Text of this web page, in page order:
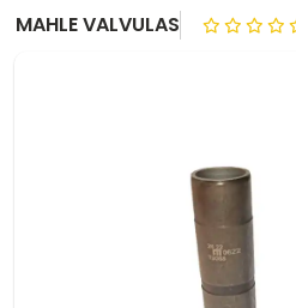
MAHLE VALVULAS